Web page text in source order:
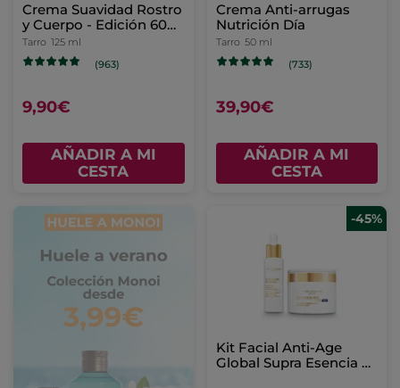
Crema Suavidad Rostro
y Cuerpo - Edición 60
años
Tarro 125 ml
(963)
9,90€
AÑADIR A MI
CESTA
Crema Anti-arrugas
Nutrición Día
Tarro 50 ml
(733)
39,90€
AÑADIR A MI
CESTA
-45%
Kit Facial Anti-Age
Global Supra Esencia &